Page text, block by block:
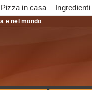
Pizza in casa
e nel mondo